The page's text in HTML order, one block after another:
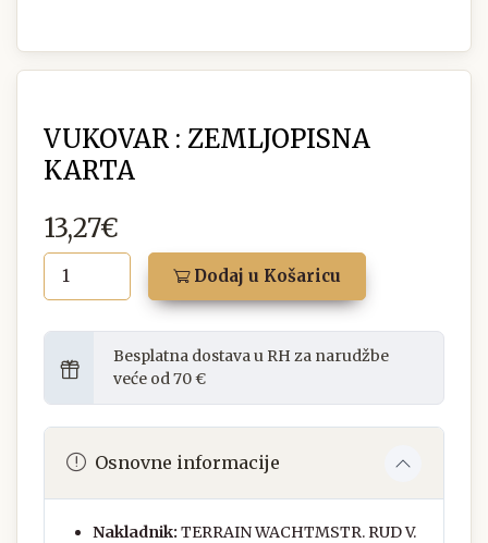
VUKOVAR : ZEMLJOPISNA
KARTA
13,27€
Dodaj u Košaricu
Besplatna dostava u RH za narudžbe
veće od 70 €
Osnovne informacije
Nakladnik: TERRAIN WACHTMSTR. RUD V.